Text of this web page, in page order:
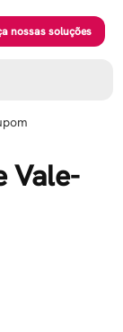
nossas soluções
Vale-